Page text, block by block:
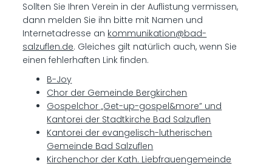
Sollten Sie Ihren Verein in der Auflistung vermissen,
dann melden Sie ihn bitte mit Namen und
Internetadresse an kommunikation@bad-
salzuflen.de. Gleiches gilt natürlich auch, wenn Sie
einen fehlerhaften Link finden.
B-Joy
Chor der Gemeinde Bergkirchen
Gospelchor „Get-up-gospel&more” und
Kantorei der Stadtkirche Bad Salzuflen
Kantorei der evangelisch-lutherischen
Gemeinde Bad Salzuflen
Kirchenchor der Kath. Liebfrauengemeinde